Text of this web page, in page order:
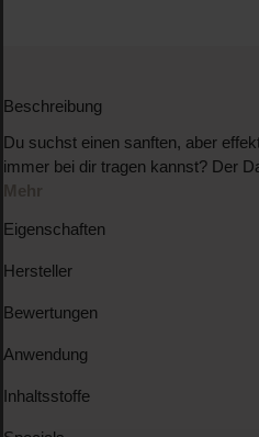
Beschreibung
Du suchst einen sanften, aber
immer bei dir tragen kannst? Der
Mehr
Eigenschaften
Hersteller
Bewertungen
Anwendung
Inhaltsstoffe